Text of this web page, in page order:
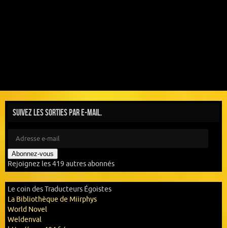
Suivez les sorties par e-mail.
Abonnez-vous
Rejoignez les 419 autres abonnés
Le coin des Traducteurs Égoistes
La Bibliothèque de Miirphys
World Novel
Weldenval